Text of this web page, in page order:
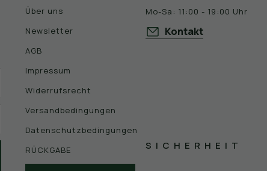
Über uns
Newsletter
AGB
Impressum
Widerrufsrecht
Versandbedingungen
Datenschutzbedingungen
RÜCKGABE
Mo-Sa: 11:00 - 19:00 Uhr
Kontakt
SICHERHEIT